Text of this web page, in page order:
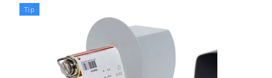
Tip